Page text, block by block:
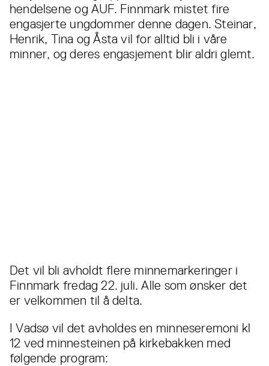
hendelsene og AUF. Finnmark mistet fire
engasjerte ungdommer denne dagen. Steinar,
Henrik, Tina og Åsta vil for alltid bli i våre
minner, og deres engasjement blir aldri glemt.
Det vil bli avholdt flere minnemarkeringer i
Finnmark fredag 22. juli. Alle som ønsker det
er velkommen til å delta.
I Vadsø vil det avholdes en minneseremoni kl
12 ved minnesteinen på kirkebakken med
følgende program: